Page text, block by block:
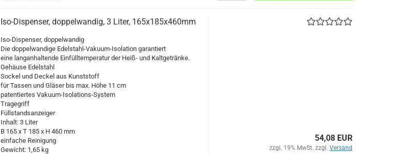
Iso-Dispenser, doppelwandig, 3 Liter, 165x185x460mm
Iso-Dispenser, doppelwandig
Die doppelwandige Edelstahl-Vakuum-Isolation garantiert
eine langanhaltende Einfülltemperatur der Heiß- und Kaltgetränke.
Gehäuse Edelstahl
Sockel und Deckel aus Kunststoff
für Tassen und Gläser bis max. Höhe 11 cm
patentiertes Vakuum-Isolations-System
Tragegriff
Füllstandsanzeiger
Inhalt: 3 Liter
B 165 x T 185 x H 460 mm
einfache Reinigung
Gewicht: 1,65 kg
54,08 EUR
zzgl. 19% MwSt. zzgl. Versand